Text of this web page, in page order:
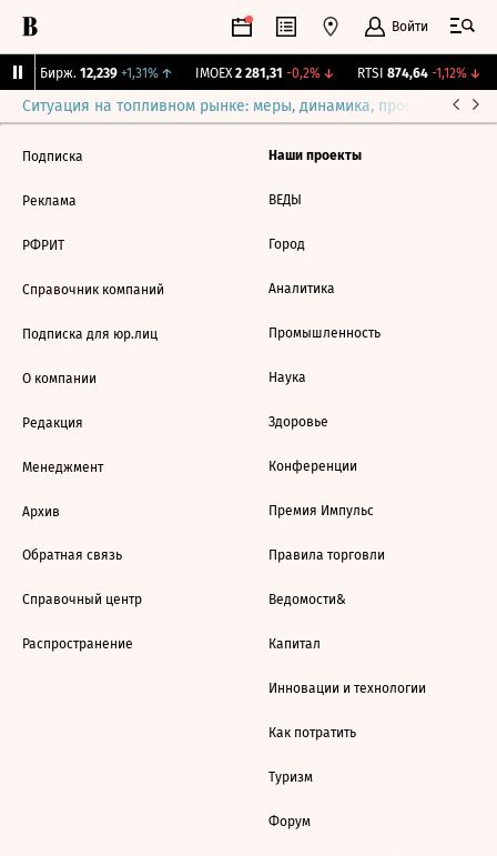
Войти
CNY Бирж. 12,239 +1,31%↑ IMOEX 2 281,31 -0,2%↓ RTSI 874,64 -1,12%↓
Ситуация на топливном рынке: меры, динамика, прогнозы
Подписка
Реклама
РФРИТ
Справочник компаний
Подписка для юр.лиц
О компании
Редакция
Менеджмент
Архив
Обратная связь
Справочный центр
Распространение
Наши проекты
ВЕДЫ
Город
Аналитика
Промышленность
Наука
Здоровье
Конференции
Премия Импульс
Правила торговли
Ведомости&
Капитал
Инновации и технологии
Как потратить
Туризм
Форум